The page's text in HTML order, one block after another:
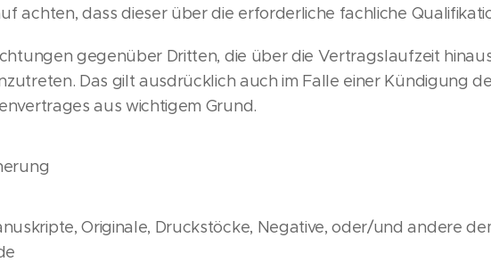
achten, dass dieser über die erforderliche fachliche
gegenüber Dritten, die über die Vertragslaufzeit
Das gilt ausdrücklich auch im Falle einer Kündigung
aus wichtigem Grund.
Originale, Druckstöcke, Negative, oder/und andere